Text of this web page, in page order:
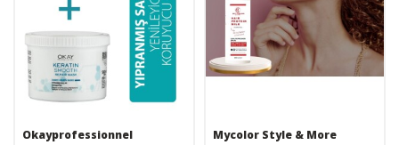
Okayprofessionnel
Mycolor Style & More